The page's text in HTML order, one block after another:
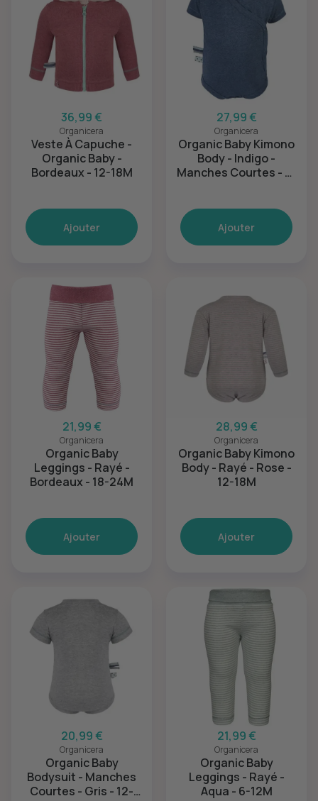
36,99 €
Organicera
Veste À Capuche -
Organic Baby -
Bordeaux - 12-18M
Ajouter
27,99 €
Organicera
Organic Baby Kimono
Body - Indigo -
Manches Courtes - 6-
Ajouter
21,99 €
Organicera
Organic Baby
Leggings - Rayé -
Bordeaux - 18-24M
Ajouter
28,99 €
Organicera
Organic Baby Kimono
Body - Rayé - Rose -
12-18M
Ajouter
20,99 €
Organicera
Organic Baby
Bodysuit - Manches
Courtes - Gris - 12-
21,99 €
Organicera
Organic Baby
Leggings - Rayé -
Aqua - 6-12M